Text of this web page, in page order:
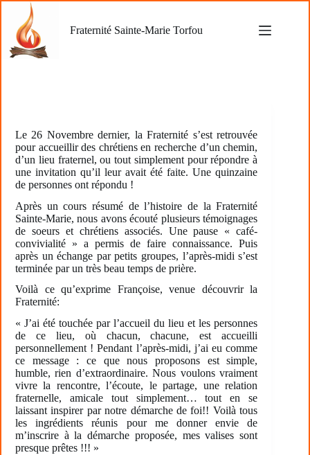
contenu
Fraternité Sainte-Marie Torfou
Le 26 Novembre dernier, la Fraternité s’est retrouvée
pour accueillir des chrétiens en recherche d’un chemin,
d’un lieu fraternel, ou tout simplement pour répondre à
une invitation qu’il leur avait été faite. Une quinzaine
de personnes ont répondu !
Après un cours résumé de l’histoire de la Fraternité
Sainte-Marie, nous avons écouté plusieurs témoignages
de soeurs et chrétiens associés. Une pause « café-
convivialité » a permis de faire connaissance. Puis
après un échange par petits groupes, l’après-midi s’est
terminée par un très beau temps de prière.
Voilà ce qu’exprime Françoise, venue découvrir la
Fraternité:
« J’ai été touchée par l’accueil du lieu et les personnes
de ce lieu, où chacun, chacune, est accueilli
personnellement ! Pendant l’après-midi, j’ai eu comme
ce message : ce que nous proposons est simple,
humble, rien d’extraordinaire. Nous voulons vraiment
vivre la rencontre, l’écoute, le partage, une relation
fraternelle, amicale tout simplement… tout en se
laissant inspirer par notre démarche de foi!! Voilà tous
les ingrédients réunis pour me donner envie de
m’inscrire à la démarche proposée, mes valises sont
presque prêtes !!! »